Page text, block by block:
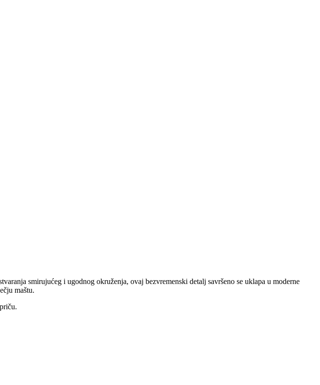
smirujućeg i ugodnog okruženja, ovaj bezvremenski detalj savršeno se uklapa u moderne
maštu.